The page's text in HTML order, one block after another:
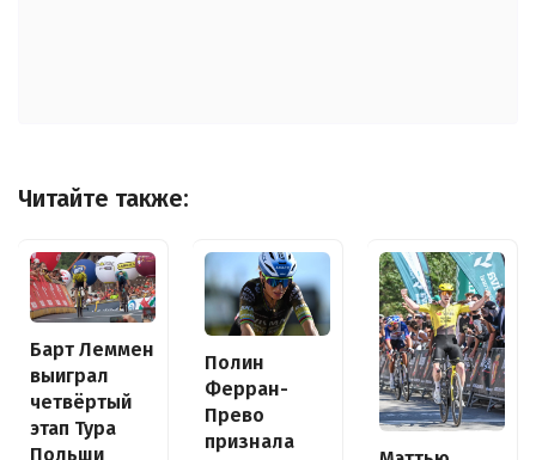
Читайте также:
Барт Леммен
выиграл
четвёртый
этап Тура
Польши
Полин
Ферран-
Прево
признала